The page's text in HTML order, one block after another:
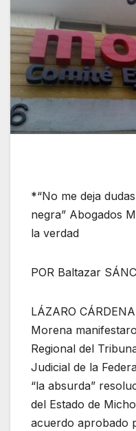
*“No me deja
negra” Abogados
la verdad
POR Baltazar
LÁZARO
Morena
Regional del
Judicial de la
“la absurda”
del Estado de
acuerdo aprobado